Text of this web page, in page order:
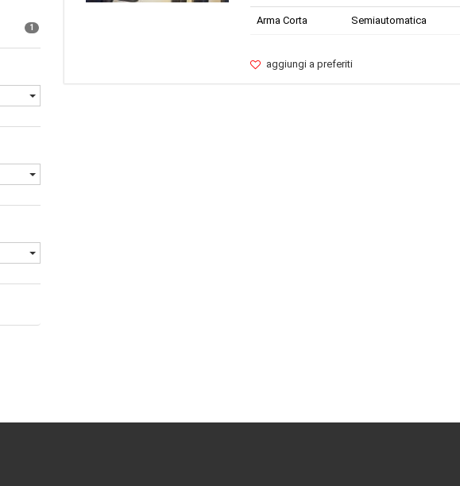
1
Arma Corta Semiautomatica
aggiungi a preferiti